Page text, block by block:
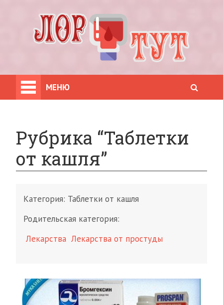
МЕНЮ
Рубрика “Таблетки
от кашля”
Категория: Таблетки от кашля
Родительская категория:
Лекарства Лекарства от простуды